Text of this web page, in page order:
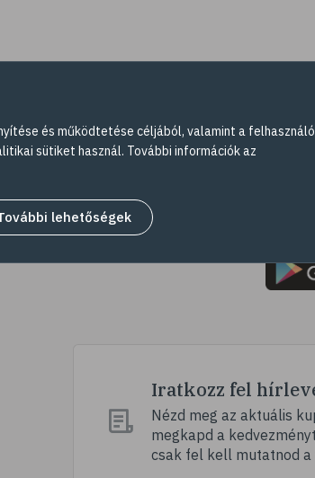
Ne
Iratkozz fel
Nézd meg az aktuális
megkapd a
csak fel kell mutatnod
és működtetése céljából, valamint a
sütiket használ. További információk az
lehetőségek